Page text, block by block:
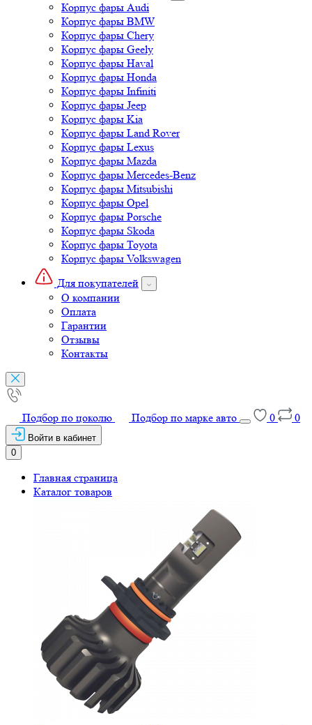
Корпус фары Audi
Корпус фары BMW
Корпус фары Chery
Корпус фары Geely
Корпус фары Haval
Корпус фары Honda
Корпус фары Infiniti
Корпус фары Jeep
Корпус фары Kia
Корпус фары Land Rover
Корпус фары Lexus
Корпус фары Mazda
Корпус фары Mercedes-Benz
Корпус фары Mitsubishi
Корпус фары Opel
Корпус фары Porsche
Корпус фары Skoda
Корпус фары Toyota
Корпус фары Volkswagen
Для покупателей
О компании
Оплата
Гарантии
Отзывы
Контакты
Подбор по цоколю Подбор по марке авто 0 0
Войти в кабинет
0
Главная страница
Каталог товаров